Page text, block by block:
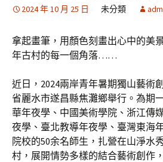
2024 年 10 月 25 日 未分類
拿起畫筆，用顏色刻畫出心中的美
年古村的每一個角落……
近日，2024兩岸青年暑期獨山藝術
省麗水市遂昌縣焦灘鄉舉行。為期
華年夜學、中國美術學院、浙江傳
夜學、臺北教導年夜學、臺灣東海
院校的50余名師生，扎營在山淨水
村，展開情勢多樣的結合藝術創作